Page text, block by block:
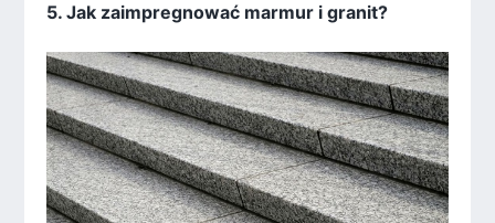
5. Jak zaimpregnować marmur i granit?